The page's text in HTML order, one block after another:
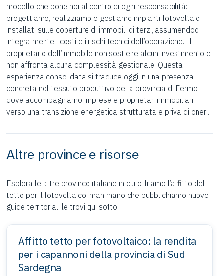
modello che pone noi al centro di ogni responsabilità:
progettiamo, realizziamo e gestiamo impianti fotovoltaici
installati sulle coperture di immobili di terzi, assumendoci
integralmente i costi e i rischi tecnici dell’operazione. Il
proprietario dell’immobile non sostiene alcun investimento e
non affronta alcuna complessità gestionale. Questa
esperienza consolidata si traduce oggi in una presenza
concreta nel tessuto produttivo della provincia di Fermo,
dove accompagniamo imprese e proprietari immobiliari
verso una transizione energetica strutturata e priva di oneri.
Altre province e risorse
Esplora le altre province italiane in cui offriamo l’affitto del
tetto per il fotovoltaico: man mano che pubblichiamo nuove
guide territoriali le trovi qui sotto.
Affitto tetto per fotovoltaico: la rendita
per i capannoni della provincia di Sud
Sardegna